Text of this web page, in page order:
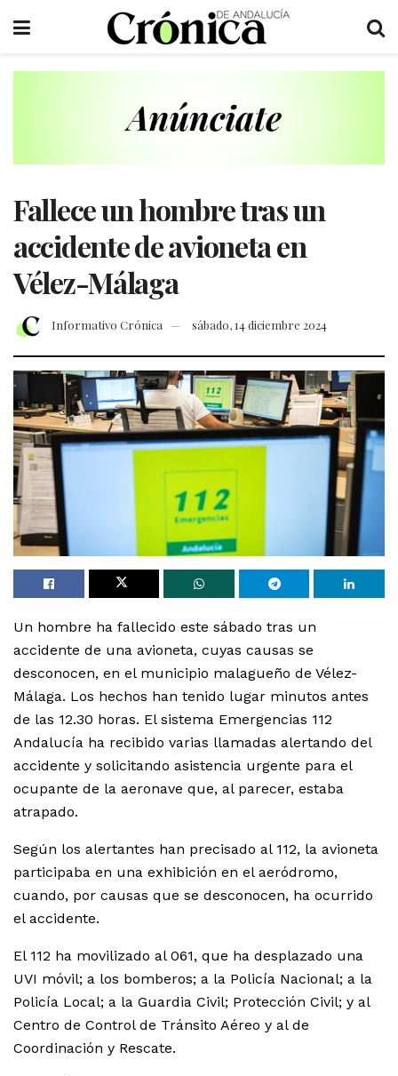
Fallece un hombre tras un
accidente de avioneta en
Vélez-Málaga
Informativo Crónica sábado, 14 diciembre 2024
Un hombre ha fallecido este sábado tras un
accidente de una avioneta, cuyas causas se
desconocen, en el municipio malagueño de Vélez-
Málaga. Los hechos han tenido lugar minutos antes
de las 12.30 horas. El sistema Emergencias 112
Andalucía ha recibido varias llamadas alertando del
accidente y solicitando asistencia urgente para el
ocupante de la aeronave que, al parecer, estaba
atrapado.
Según los alertantes han precisado al 112, la avioneta
participaba en una exhibición en el aeródromo,
cuando, por causas que se desconocen, ha ocurrido
el accidente.
El 112 ha movilizado al 061, que ha desplazado una
UVI móvil; a los bomberos; a la Policía Nacional; a la
Policía Local; a la Guardia Civil; Protección Civil; y al
Centro de Control de Tránsito Aéreo y al de
Coordinación y Rescate.